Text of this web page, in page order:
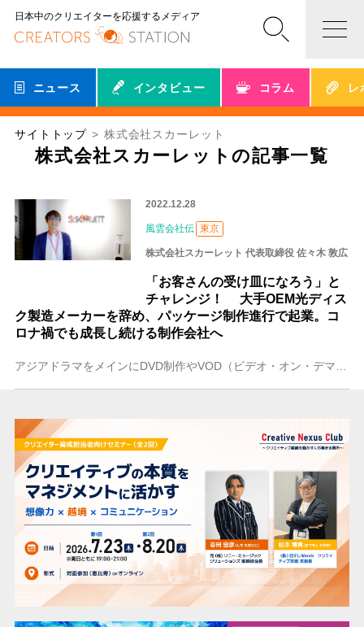
日本中のクリエイターを応援するメディア
ニュース インタビュー コラム レ
サイトトップ 株式会社スカーレット
株式会社スカーレットの記事一覧
2022.12.28
風雲会社伝 東京
株式会社スカーレット 代表取締役 佐々木 敦広
「お客さんの受け皿になろう」と
チャレンジ！ 大手OEM光ディス
ク製造メーカーを辞め、パッケージ制作進行で起業。コ
ロナ禍でも成長し続ける制作会社へ